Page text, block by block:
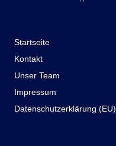
Startseite
Kontakt
Unser Team
Impressum
Datenschutzerklärung (EU)